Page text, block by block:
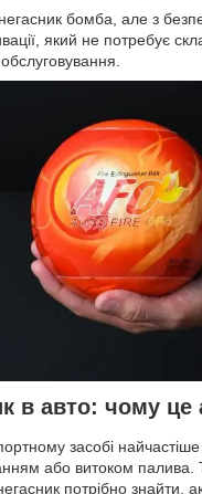
бомба, але з
який не потребує
в авто: чому це
засобі найчастіше
або витоком палива.
потрібно знайти,